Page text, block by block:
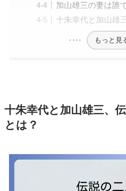
加山雄三の妻は誰
十朱幸代と加山雄
もっと見
十朱幸代と加山雄三、
とは？